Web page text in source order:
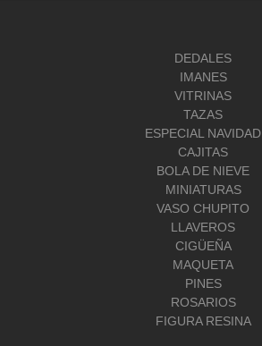
DEDALES
IMANES
VITRINAS
TAZAS
ESPECIAL NAVIDAD
CAJITAS
BOLA DE NIEVE
MINIATURAS
VASO CHUPITO
LLAVEROS
CIGÜEÑA
MAQUETA
PINES
ROSARIOS
FIGURA RESINA